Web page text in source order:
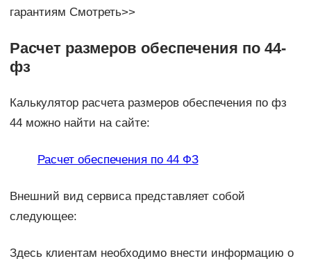
гарантиям Смотреть>>
Расчет размеров обеспечения по 44-
фз
Калькулятор расчета размеров обеспечения по фз
44 можно найти на сайте:
Расчет обеспечения по 44 ФЗ
Внешний вид сервиса представляет собой
следующее:
Здесь клиентам необходимо внести информацию о